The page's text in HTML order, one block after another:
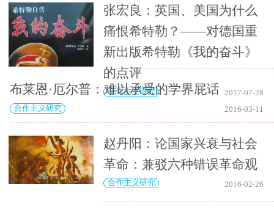
张宏良：英国、美国为什么
痛恨希特勒？——对德国重
新出版希特勒《我的奋斗》
的点评
合作主义研究 2017-07-28
布莱恩·厄尔普：难以承受的学界屁话
合作主义研究 2016-03-11
赵丹阳：论国家兴衰与社会
革命：兼驳六种错误革命观
合作主义研究 2016-02-26